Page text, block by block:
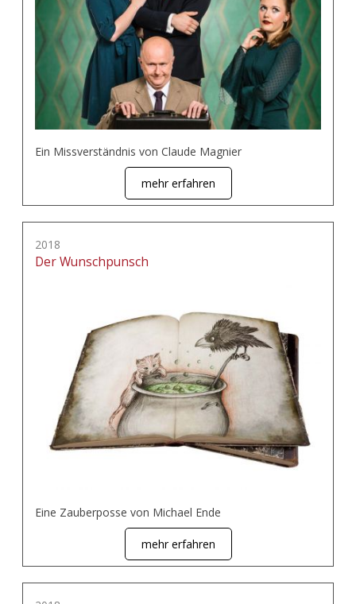
Ein Missverständnis von Claude Magnier
mehr erfahren
2018
Der Wunschpunsch
Eine Zauberposse von Michael Ende
mehr erfahren